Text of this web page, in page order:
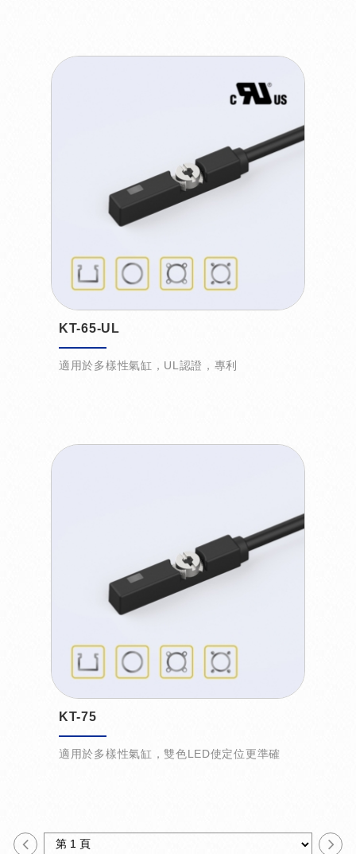
KT-65-UL
適用於多樣性氣缸，UL認證，專利
KT-75
適用於多樣性氣缸，雙色LED使定位更準確